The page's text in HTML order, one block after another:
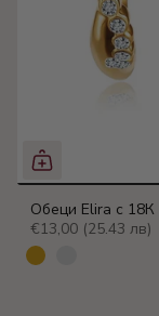
Обеци Elira с
€13,00 (25.43 лв)